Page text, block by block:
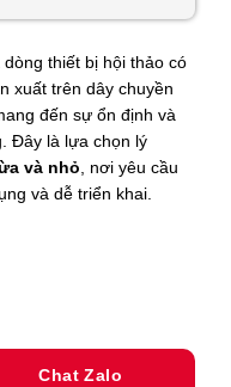
dòng thiết bị hội thảo có
xuất trên dây chuyền
đến sự ổn định và
Đây là lựa chọn lý
và nhỏ , nơi yêu cầu
và dễ triển khai.
Chat Zalo